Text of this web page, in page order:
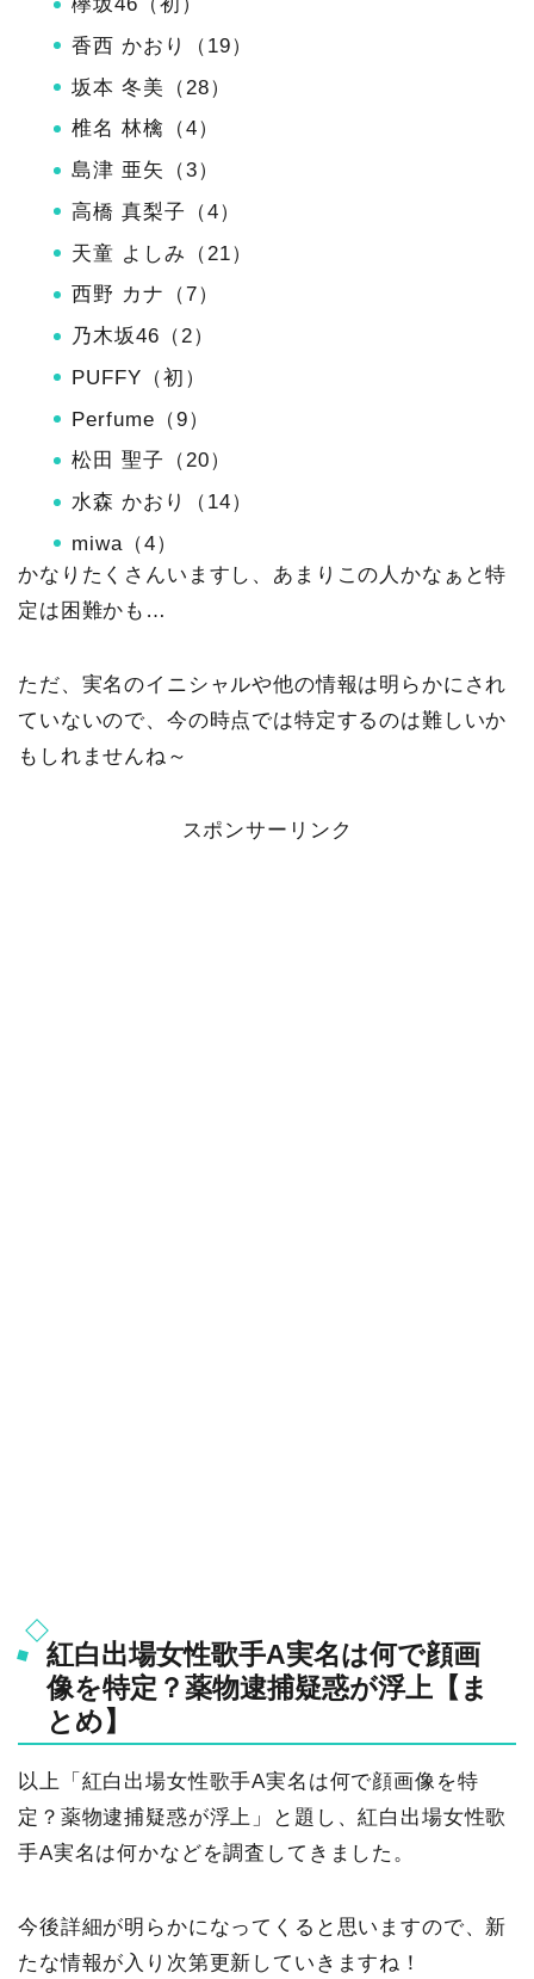
香西 かおり（19）
坂本 冬美（28）
椎名 林檎（4）
島津 亜矢（3）
高橋 真梨子（4）
天童 よしみ（21）
西野 カナ（7）
乃木坂46（2）
PUFFY（初）
Perfume（9）
松田 聖子（20）
水森 かおり（14）
miwa（4）
かなりたくさんいますし、あまりこの人かなぁと特
定は困難かも…
ただ、実名のイニシャルや他の情報は明らかにされ
ていないので、今の時点では特定するのは難しいか
もしれませんね～
スポンサーリンク
紅白出場女性歌手A実名は何で顔画
像を特定？薬物逮捕疑惑が浮上【ま
とめ】
以上「紅白出場女性歌手A実名は何で顔画像を特
定？薬物逮捕疑惑が浮上」と題し、紅白出場女性歌
手A実名は何かなどを調査してきました。
今後詳細が明らかになってくると思いますので、新
たな情報が入り次第更新していきますね！